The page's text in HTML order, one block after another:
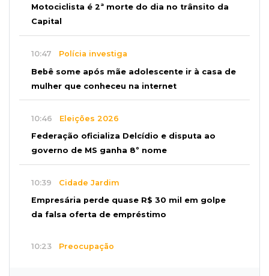
Motociclista é 2ª morte do dia no trânsito da
Capital
10:47 Polícia investiga
Bebê some após mãe adolescente ir à casa de
mulher que conheceu na internet
10:46 Eleições 2026
Federação oficializa Delcídio e disputa ao
governo de MS ganha 8º nome
10:39 Cidade Jardim
Empresária perde quase R$ 30 mil em golpe
da falsa oferta de empréstimo
10:23 Preocupação